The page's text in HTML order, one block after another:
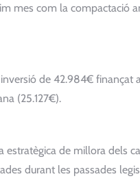
mes com la compactació
de 42.984€
(25.127€).
estratègica de millora dels
durant les passades